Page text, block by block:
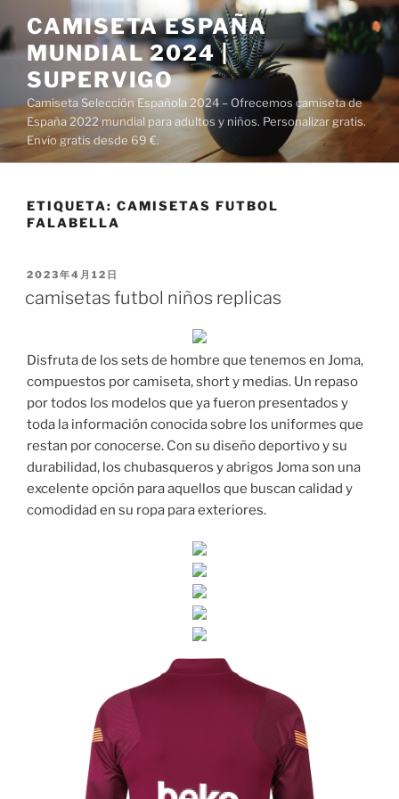
al
contenido
CAMISETA ESPAÑA
MUNDIAL 2024 |
SUPERVIGO
Camiseta Selección Española 2024 – Ofrecemos camiseta de
España 2022 mundial para adultos y niños. Personalizar gratis.
Envío gratis desde 69 €.
ETIQUETA: CAMISETAS FUTBOL
FALABELLA
PUBLICADO
2023年4月12日
camisetas futbol niños replicas
Disfruta de los sets de hombre que tenemos en Joma,
compuestos por camiseta, short y medias. Un repaso
por todos los modelos que ya fueron presentados y
toda la información conocida sobre los uniformes que
restan por conocerse. Con su diseño deportivo y su
durabilidad, los chubasqueros y abrigos Joma son una
excelente opción para aquellos que buscan calidad y
comodidad en su ropa para exteriores.